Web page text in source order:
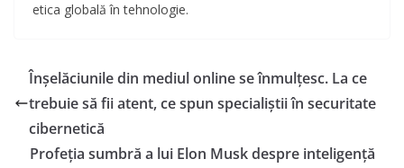
etica globală în tehnologie.
Înșelăciunile din mediul online se înmulțesc. La ce
trebuie să fii atent, ce spun specialiștii în securitate
cibernetică
Profeția sumbră a lui Elon Musk despre inteligență